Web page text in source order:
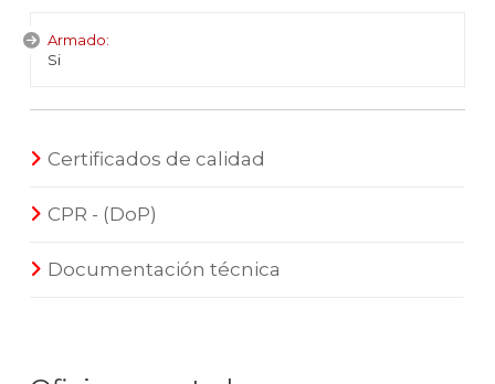
Armado:
Si
Certificados de calidad
CPR - (DoP)
Documentación técnica